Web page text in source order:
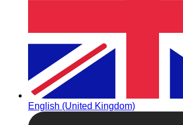
English (United Kingdom)